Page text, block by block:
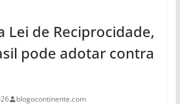
Lei de Reciprocidade,
pode adotar contra
blogocontinente.com